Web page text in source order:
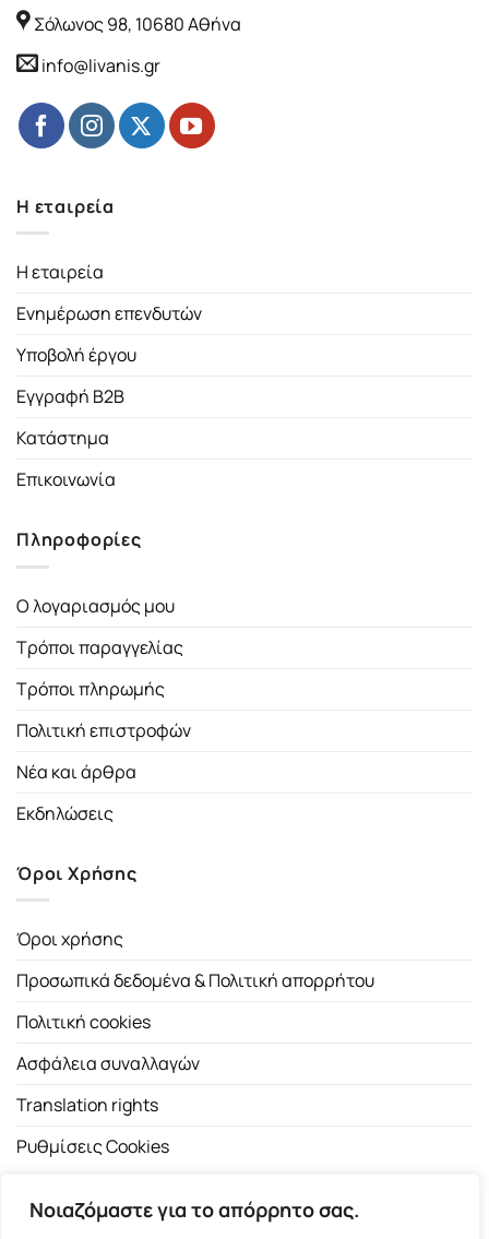
Νοιαζόμαστε για το απόρρητο σας.
Σόλωνος 98, 10680 Αθήνα
info@livanis.gr
Η εταιρεία
Η εταιρεία
Ενημέρωση επενδυτών
Υποβολή έργου
Εγγραφή B2B
Κατάστημα
Επικοινωνία
Πληροφορίες
Ο λογαριασμός μου
Τρόποι παραγγελίας
Τρόποι πληρωμής
Πολιτική επιστροφών
Νέα και άρθρα
Εκδηλώσεις
Όροι Χρήσης
Όροι χρήσης
Προσωπικά δεδομένα & Πολιτική απορρήτου
Πολιτική cookies
Ασφάλεια συναλλαγών
Translation rights
Ρυθμίσεις Cookies